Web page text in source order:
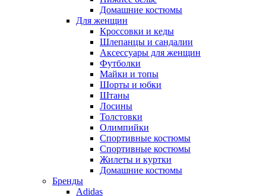
Домашние костюмы
Для женщин
Кроссовки и кеды
Шлепанцы и сандалии
Аксессуары для женщин
Футболки
Майки и топы
Шорты и юбки
Штаны
Лосины
Толстовки
Олимпийки
Спортивные костюмы
Спортивные костюмы
Жилеты и куртки
Домашние костюмы
Бренды
Adidas